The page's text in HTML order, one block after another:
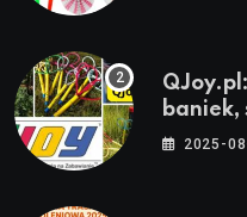
baniek,
2025-